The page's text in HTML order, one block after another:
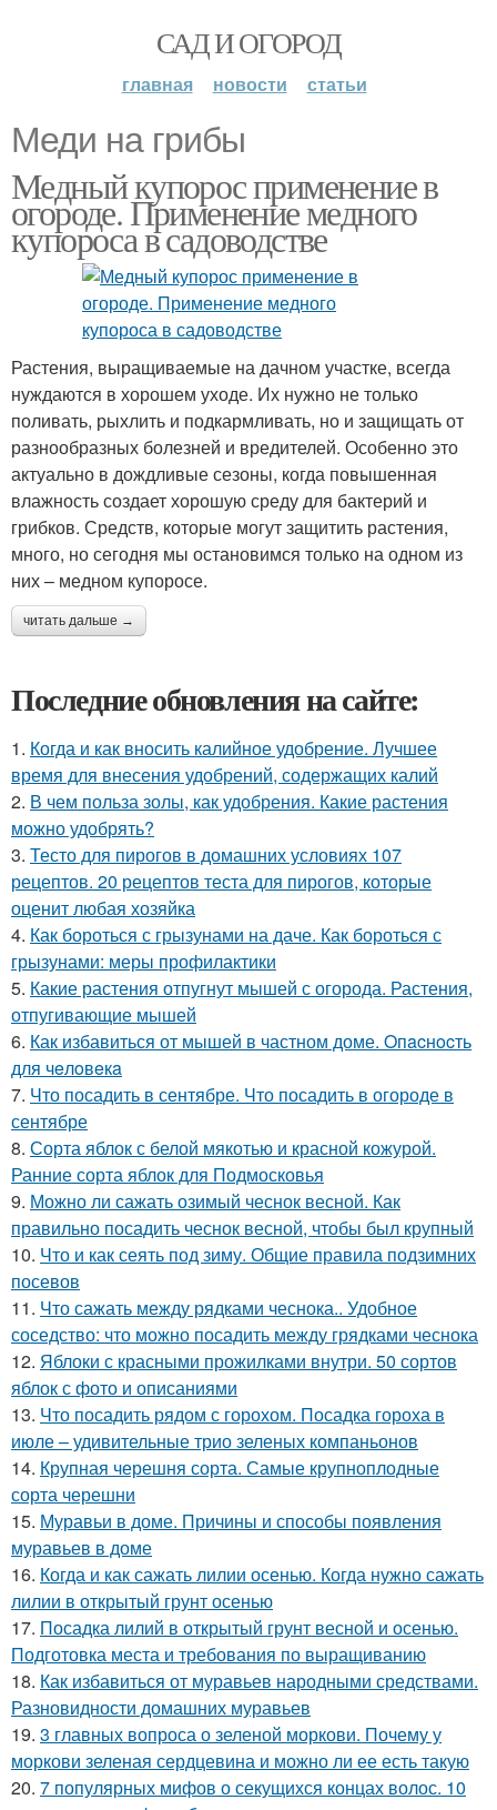
САД И ОГОРОД
главная новости статьи
Меди на грибы
Медный купорос применение в
огороде. Применение медного
купороса в садоводстве
Растения, выращиваемые на дачном участке, всегда
нуждаются в хорошем уходе. Их нужно не только
поливать, рыхлить и подкармливать, но и защищать от
разнообразных болезней и вредителей. Особенно это
актуально в дождливые сезоны, когда повышенная
влажность создает хорошую среду для бактерий и
грибков. Средств, которые могут защитить растения,
много, но сегодня мы остановимся только на одном из
них – медном купоросе.
читать дальше →
Последние обновления на сайте:
1. Когда и как вносить калийное удобрение. Лучшее
время для внесения удобрений, содержащих калий
2. В чем польза золы, как удобрения. Какие растения
можно удобрять?
3. Тесто для пирогов в домашних условиях 107
рецептов. 20 рецептов теста для пирогов, которые
оценит любая хозяйка
4. Как бороться с грызунами на даче. Как бороться с
грызунами: меры профилактики
5. Какие растения отпугнут мышей с огорода. Растения,
отпугивающие мышей
6. Как избавиться от мышей в частном доме. Oпacнocть
для чeлoвeкa
7. Что посадить в сентябре. Что посадить в огороде в
сентябре
8. Сорта яблок с белой мякотью и красной кожурой.
Ранние сорта яблок для Подмосковья
9. Можно ли сажать озимый чеснок весной. Как
правильно посадить чеснок весной, чтобы был крупный
10. Что и как сеять под зиму. Общие правила подзимних
посевов
11. Что сажать между рядками чеснока.. Удобное
соседство: что можно посадить между грядками чеснока
12. Яблоки с красными прожилками внутри. 50 сортов
яблок с фото и описаниями
13. Что посадить рядом с горохом. Посадка гороха в
июле – удивительные трио зеленых компаньонов
14. Крупная черешня сорта. Самые крупноплодные
сорта черешни
15. Муравьи в доме. Причины и способы появления
муравьев в доме
16. Когда и как сажать лилии осенью. Когда нужно сажать
лилии в открытый грунт осенью
17. Посадка лилий в открытый грунт весной и осенью.
Подготовка места и требования по выращиванию
18. Как избавиться от муравьев народными средствами.
Разновидности домашних муравьев
19. 3 главных вопроса о зеленой моркови. Почему у
моркови зеленая сердцевина и можно ли ее есть такую
20. 7 популярных мифов о секущихся концах волос. 10